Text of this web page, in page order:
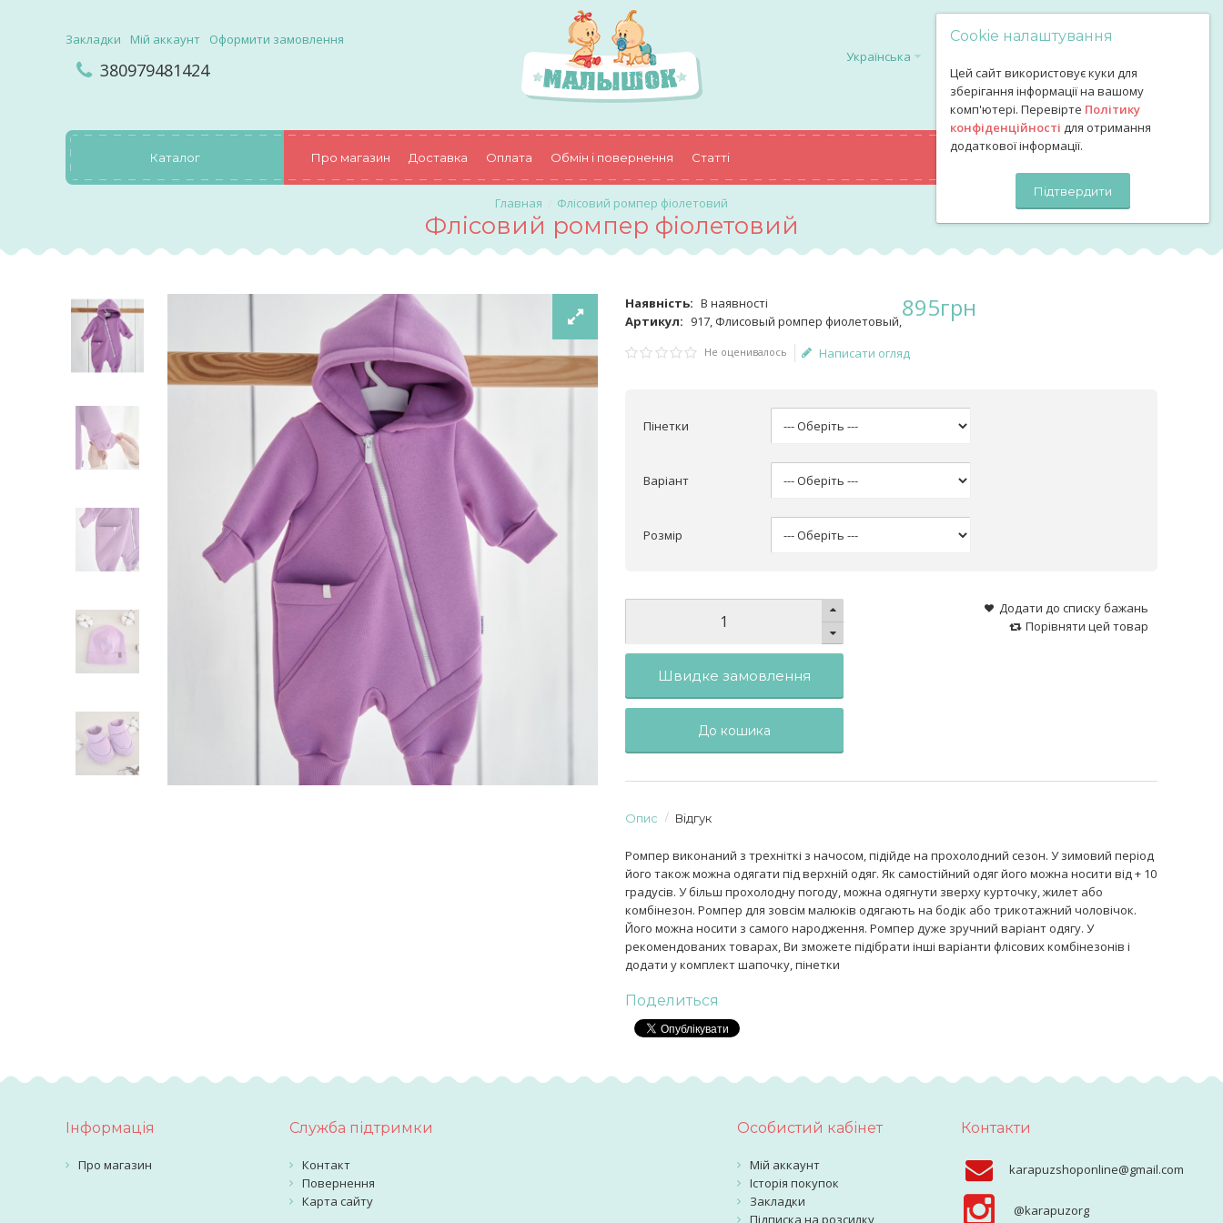
Cookie налаштування
Цей сайт використовує куки для
зберігання інформації на вашому
комп'ютері. Перевірте Політику
конфіденційності для отримання
додаткової інформації.
Підтвердити
Закладки Мій аккаунт Оформити замовлення
380979481424
Українська
Каталог Про магазин Доставка Оплата Обмін і повернення Статті КОШИК
Флісовий ромпер фіолетовий
Флісовий ромпер фіолетовий
Наявність: В наявності
Артикул: 917, Флисовый ромпер фиолетовый,895грн
Не оценивалось Написати огляд
Пінетки
Варіант
Розмір
Швидке замовлення
До кошика
Додати до списку бажань
Порівняти цей товар
Опис Відгук
Ромпер виконаний з трехніткі з начосом, підійде на прохолодний сезон. У зимовий період
його також можна одягати під верхній одяг. Як самостійний одяг його можна носити від + 10
градусів. У більш прохолодну погоду, можна одягнути зверху курточку, жилет або
комбінезон. Ромпер для зовсім малюків одягають на бодік або трикотажний чоловічок.
Його можна носити з самого народження. Ромпер дуже зручний варіант одягу. У
рекомендованих товарах, Ви зможете підібрати інші варіанти флісових комбінезонів і
додати у комплект шапочку, пінетки
Поделиться
Інформація
Про магазин
Служба підтримки
Контакт
Повернення
Карта сайту
Особистий кабінет
Мій аккаунт
Історія покупок
Закладки
Підписка на розсилку
Контакти
karapuzshoponline@gmail.com
@karapuzorg